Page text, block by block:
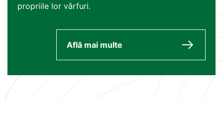
propriile lor vârfuri.
Află mai multe